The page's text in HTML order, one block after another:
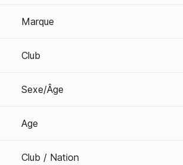
Marque
Club
Sexe/Âge
Age
Club / Nation